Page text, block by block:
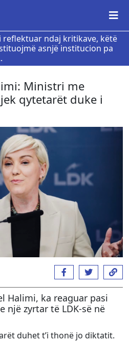
reflektuar ndaj kritikave, këtë
asnjë institucion pa
Ministri me
qytetarët duke i
Halimi, ka reaguar pasi
një zyrtar të LDK-së në
duhet t’i thonë jo diktatit.